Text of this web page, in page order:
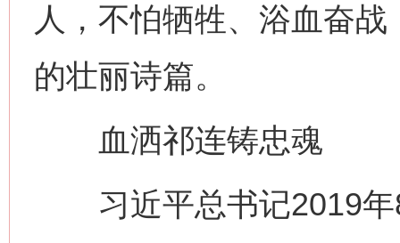
人，不怕牺牲、浴血奋
的壮丽诗篇。
血洒祁连铸忠魂
习近平总书记2019年8